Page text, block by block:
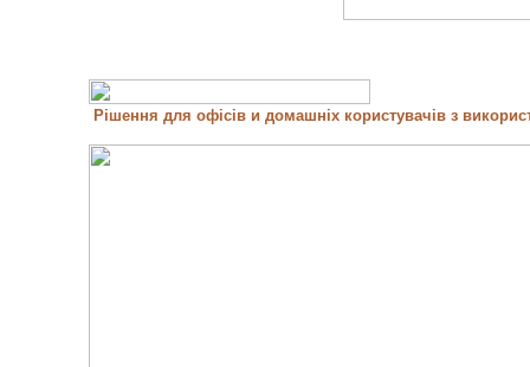
Рішення для офісів и домашніх користувачів з